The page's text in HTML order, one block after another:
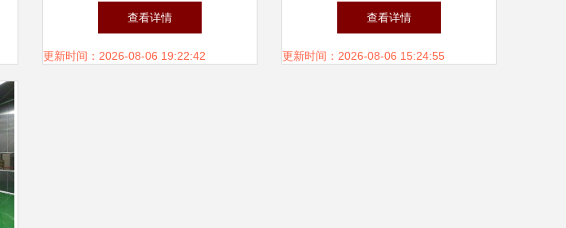
滨博艺电脑培训学校的专业解
读
查看详情
更新时间：2026-08-06 19:22:42
到理性，影视拍摄如何破局？
查看详情
更新时间：2026-08-06 15:24:55